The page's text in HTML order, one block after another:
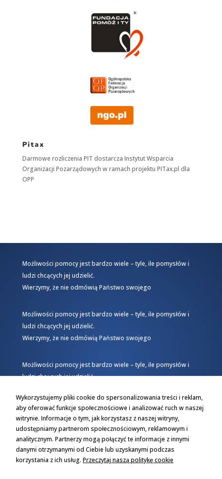
Pitax
Darmowe rozliczenia PIT dostarcza Instytut Wsparcia
Organizacji Pozarządowych w ramach projektu PITax.pl dla
OPP
Możliwości pomocy jest bardzo wiele – tyle, ile pomysłów i
ludzi chcących jej udzielić.
Wierzymy, że nie odmówią Państwo swojego
Możliwości pomocy jest bardzo wiele – tyle, ile pomysłów i
ludzi chcących jej udzielić.
Wierzymy, że nie odmówią Państwo swojego
Możliwości pomocy jest bardzo wiele – tyle, ile pomysłów i
ludzi chcących jej udzielić.
Wykorzystujemy pliki cookie do spersonalizowania treści i reklam,
aby oferować funkcje społecznościowe i analizować ruch w naszej
witrynie. Informacje o tym, jak korzystasz z naszej witryny,
udostępniamy partnerom społecznościowym, reklamowym i
analitycznym. Partnerzy mogą połączyć te informacje z innymi
danymi otrzymanymi od Ciebie lub uzyskanymi podczas
korzystania z ich usług. Przeczytaj naszą politykę cookie